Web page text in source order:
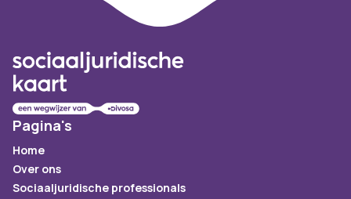
Pagina's
Home
Over ons
Sociaaljuridische professionals